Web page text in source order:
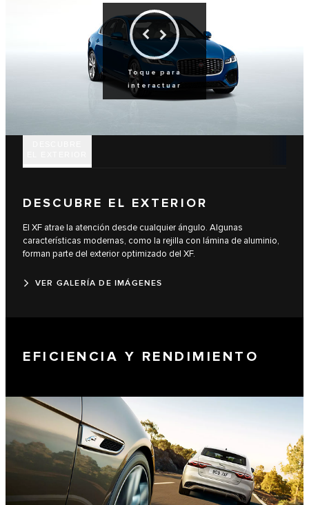
Toque para
interactuar
DESCUBRE EL EXTERIOR
El XF atrae la atención desde cualquier ángulo. Algunas
características modernas, como la rejilla con lámina de aluminio,
forman parte del exterior optimizado del XF.
VER GALERÍA DE IMÁGENES
EFICIENCIA Y RENDIMIENTO